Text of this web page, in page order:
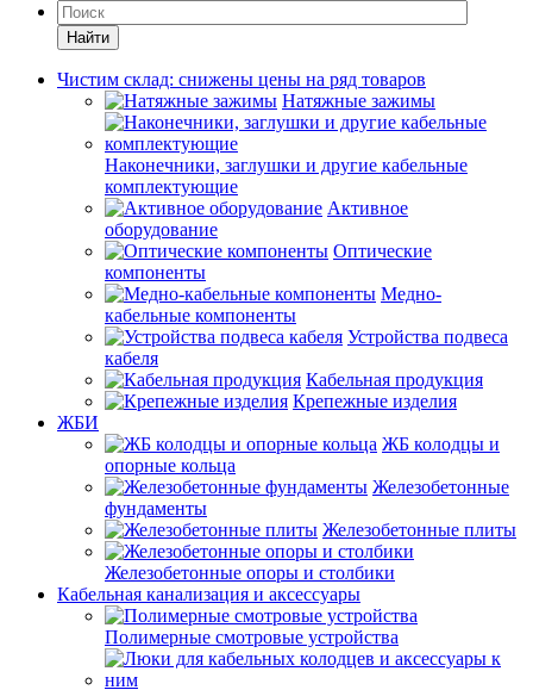
Найти
Чистим склад: снижены цены на ряд товаров
Натяжные зажимы
Наконечники, заглушки и другие кабельные
комплектующие
Активное
оборудование
Оптические
компоненты
Медно-
кабельные компоненты
Устройства подвеса
кабеля
Кабельная продукция
Крепежные изделия
ЖБИ
ЖБ колодцы и
опорные кольца
Железобетонные
фундаменты
Железобетонные плиты
Железобетонные опоры и столбики
Кабельная канализация и аксессуары
Полимерные смотровые устройства